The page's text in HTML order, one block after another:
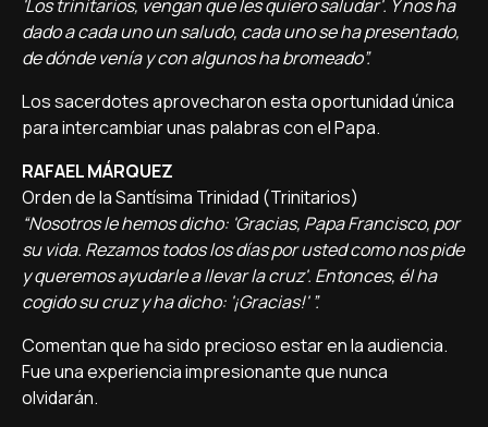
'Los trinitarios, vengan que les quiero saludar'. Y nos ha
dado a cada uno un saludo, cada uno se ha presentado,
de dónde venía y con algunos ha bromeado”.
Los sacerdotes aprovecharon esta oportunidad única
para intercambiar unas palabras con el Papa.
RAFAEL MÁRQUEZ
Orden de la Santísima Trinidad (Trinitarios)
“Nosotros le hemos dicho: 'Gracias, Papa Francisco, por
su vida. Rezamos todos los días por usted como nos pide
y queremos ayudarle a llevar la cruz'. Entonces, él ha
cogido su cruz y ha dicho: '¡Gracias!' ”.
Comentan que ha sido precioso estar en la audiencia.
Fue una experiencia impresionante que nunca
olvidarán.